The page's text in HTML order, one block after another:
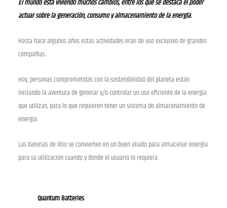
El mundo está viviendo muchos cambios, entre los que se destaca el poder
actuar sobre la generación, consumo y almacenamiento de la energía.
Hasta hace algunos años estas actividades eran de uso exclusivo de grandes
compañías.
Hoy, personas comprometidas con la sostenibilidad del planeta están
iniciando la aventura de generar y/o controlar un uso eficiente de la energía
que utilizan, para lo que requieren tener un sistema de almacenamiento de
energía.
Las baterías de litio se convierten en un buen aliado para almacenar energía
para su utilización cuando y donde el usuario lo requiera.
Quantum Batteries